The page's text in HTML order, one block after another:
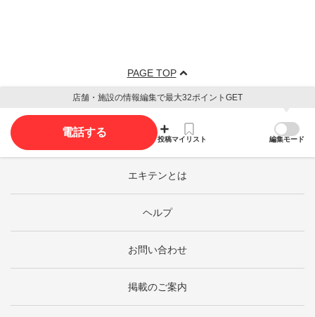
PAGE TOP
店舗・施設の情報編集で最大32ポイントGET
電話する
投稿マイリスト 編集モード
エキテンとは
ヘルプ
お問い合わせ
掲載のご案内